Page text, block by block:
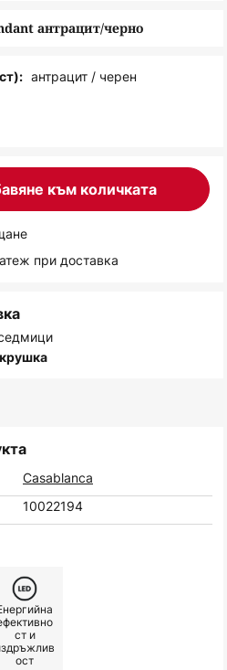
антрацит/черно
антрацит / черен
към количката
при доставка
Casablanca
10022194
ст и
ост